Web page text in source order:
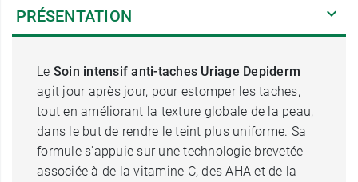
PRÉSENTATION
Le Soin intensif anti-taches Uriage Depiderm
agit jour après jour, pour estomper les taches,
tout en améliorant la texture globale de la peau,
dans le but de rendre le teint plus uniforme. Sa
formule s'appuie sur une technologie brevetée
associée à de la vitamine C, des AHA et de la